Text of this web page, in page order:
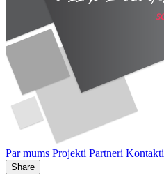
Par mums Projekti Partneri Kontakti
Share